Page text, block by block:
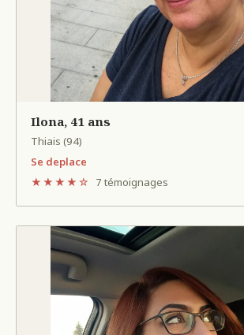
Ilona, 41 ans
Thiais (94)
Se deplace
★★★★☆
7 témoignages